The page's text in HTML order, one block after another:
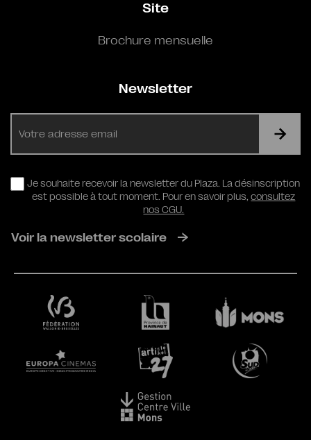
Site
Brochure mensuelle
Newsletter
RGPD
Je souhaite recevoir la newsletter du Plaza. La désinscription
est possible à tout moment. Pour en savoir plus,consultez
nos CGU.
Voir la newsletter scolaire